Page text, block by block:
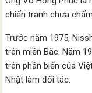
chiến tranh chưa
Trước năm 1975,
trên miền Bắc. Năm
trên phần biển của
Nhật làm đối tác.